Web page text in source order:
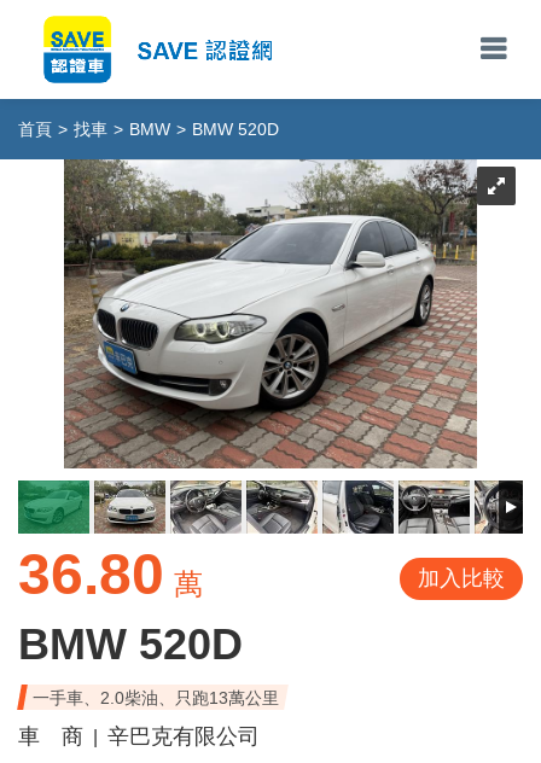
首頁 > 找車 > BMW > BMW 520D
36.80 萬 加入比較
BMW 520D
一手車、2.0柴油、只跑13萬公里
車 商
辛巴克有限公司